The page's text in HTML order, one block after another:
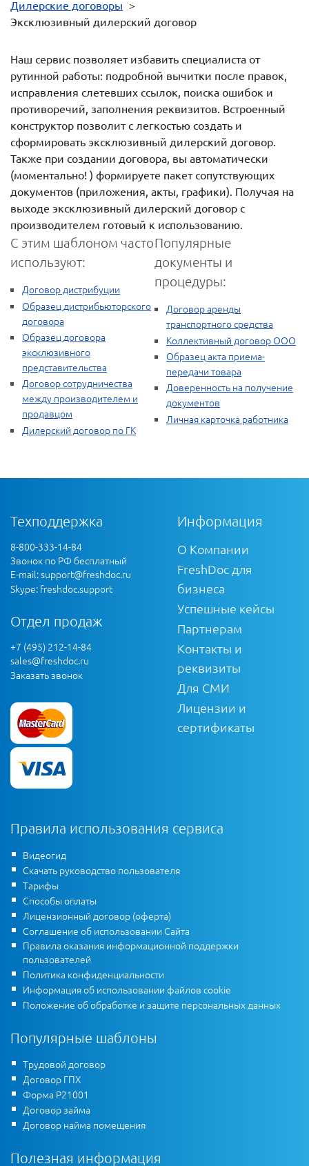
Дилерские договоры >
Эксклюзивный дилерский договор
Наш сервис позволяет избавить специалиста от
рутинной работы: подробной вычитки после правок,
исправления слетевших ссылок, поиска ошибок и
противоречий, заполнения реквизитов. Встроенный
конструктор позволит с легкостью создать и
сформировать эксклюзивный дилерский договор.
Также при создании договора, вы автоматически
(моментально! ) формируете пакет сопутствующих
документов (приложения, акты, графики). Получая на
выходе эксклюзивный дилерский договор с
производителем готовый к использованию.
С этим шаблоном часто
используют:
Договор дистрибуции
Образец дистрибьюторского
договора
Образец договора
эксклюзивного
представительства
Договор сотрудничества
между производителем и
продавцом
Дилерский договор по ГК
Популярные
документы и
процедуры:
Договор аренды
транспортного средства
Коллективный договор ООО
Образец акта приема-
передачи товара
Доверенность на получение
документов
Личная карточка работника
Техподдержка
8-800-333-14-84
Звонок по РФ бесплатный
E-mail:support@freshdoc.ru
Skype: freshdoc.support
Отдел продаж
+7 (495) 212-14-84
sales@freshdoc.ru
Заказать звонок
Информация
О Компании
FreshDoc для
бизнеса
Успешные кейсы
Партнерам
Контакты и
реквизиты
Для СМИ
Лицензии и
сертификаты
Правила использования сервиса
Видеогид
Скачать руководство пользователя
Тарифы
Способы оплаты
Лицензионный договор (оферта)
Соглашение об использовании Сайта
Правила оказания информационной поддержки
пользователей
Политика конфиденциальности
Информация об использовании файлов cookie
Положение об обработке и защите персональных данных
Популярные шаблоны
Трудовой договор
Договор ГПХ
Форма Р21001
Договор займа
Договор найма помещения
Полезная информация